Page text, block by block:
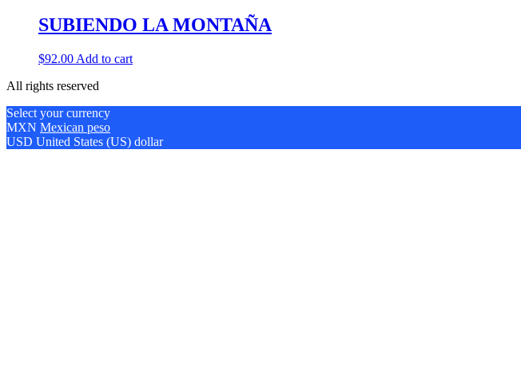
SUBIENDO LA MONTAÑA
$92.00 Add to cart
All rights reserved
Select your currency
MXN Mexican peso
USD United States (US) dollar